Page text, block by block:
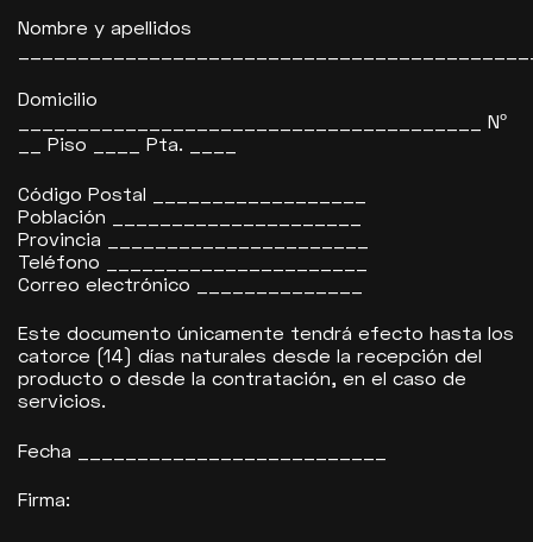
Nombre y apellidos
Domicilio
_______________________________________ Nº
__ Piso ____ Pta. ____
Código Postal __________________
Población _____________________
Provincia ______________________
Teléfono ______________________
Correo electrónico ______________
Este documento únicamente tendrá efecto hasta los
catorce (14) días naturales desde la recepción del
producto o desde la contratación, en el caso de
servicios.
Fecha __________________________
Firma: